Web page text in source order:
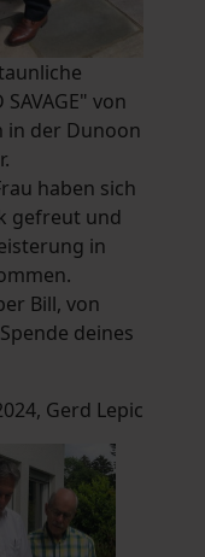
von
in der Dunoon
haben sich
gefreut und
in
Bill, von
deines
Gerd Lepic